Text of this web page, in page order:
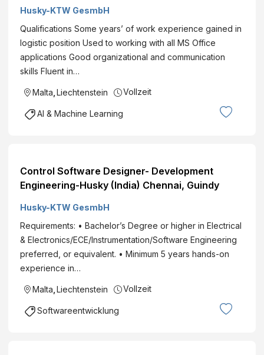
Husky-KTW GesmbH
Qualifications Some years’ of work experience gained in
logistic position Used to working with all MS Office
applications Good organizational and communication
skills Fluent in…
Malta Liechtenstein Vollzeit
AI & Machine Learning
Control Software Designer- Development
Engineering-Husky (India) Chennai, Guindy
Husky-KTW GesmbH
Requirements: • Bachelor’s Degree or higher in Electrical
& Electronics/ECE/Instrumentation/Software Engineering
preferred, or equivalent. • Minimum 5 years hands-on
experience in…
Malta Liechtenstein Vollzeit
Softwareentwicklung